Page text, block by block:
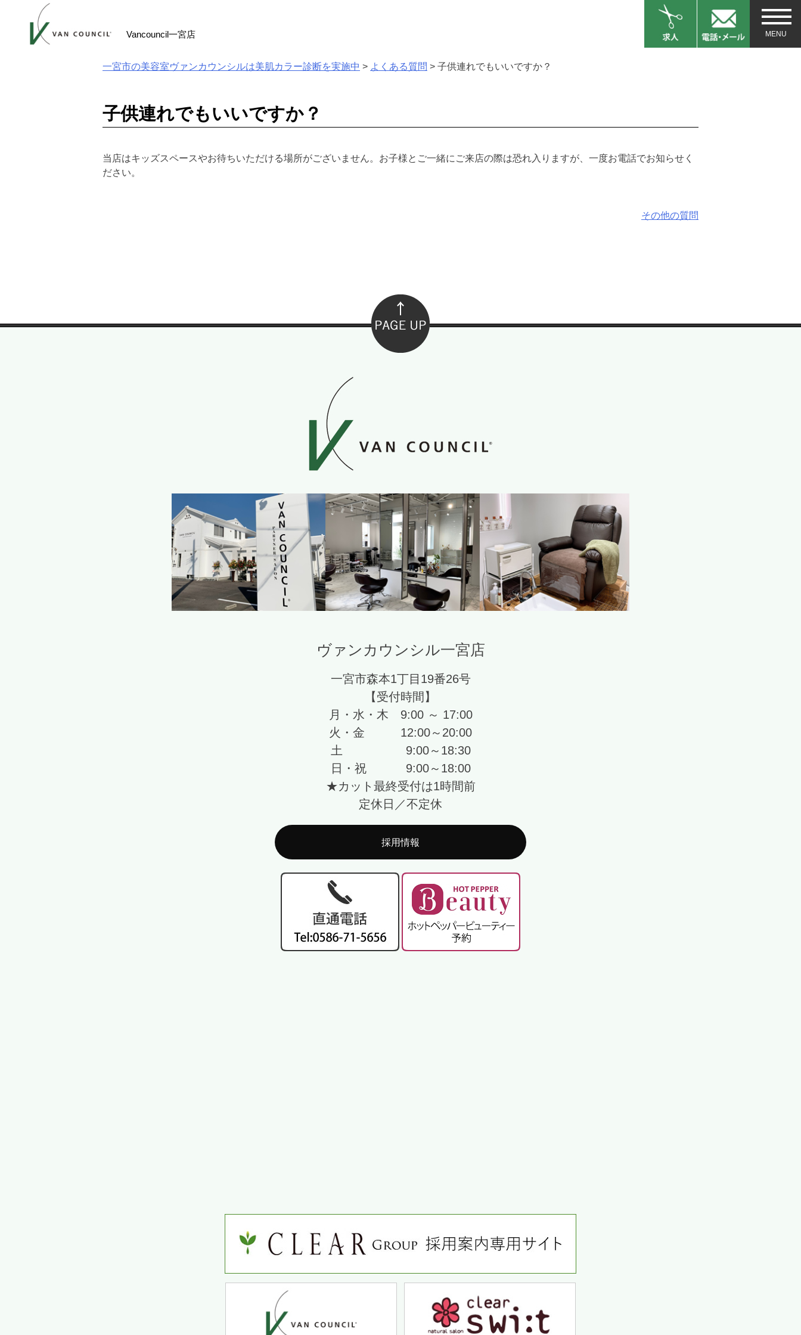
Vancouncil一宮店
一宮市の美容室ヴァンカウンシルは美肌カラー診断を実施中 > よくある質問 > 子供連れでもいいですか？
子供連れでもいいですか？
当店はキッズスペースやお待ちいただける場所がございません。お子様とご一緒にご来店の際は恐れ入りますが、一度お電話でお知らせく
ださい。
その他の質問
ヴァンカウンシル一宮店
一宮市森本1丁目19番26号
【受付時間】
月・水・木 9:00 ～ 17:00
火・金 12:00～20:00
土 9:00～18:30
日・祝 9:00～18:00
★カット最終受付は1時間前
定休日／不定休
採用情報